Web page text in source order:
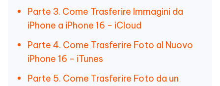
Parte 3. Come Trasferire Immagini da
iPhone a iPhone 16 - iCloud
Parte 4. Come Trasferire Foto al Nuovo
iPhone 16 - iTunes
Parte 5. Come Trasferire Foto da un